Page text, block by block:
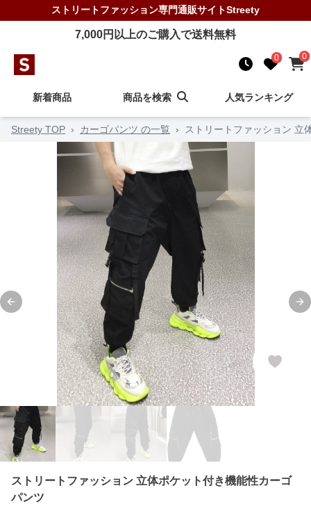
ストリートファッション専門通販サイトStreety
7,000円以上のご購入で送料無料
0 0
新着商品 商品を検索 人気ランキング
Streety TOP › カーゴパンツ の一覧 › ストリートファッション 立
Previous slide
ストリートファッション 立体ポケット付き機能性カーゴ
パンツ